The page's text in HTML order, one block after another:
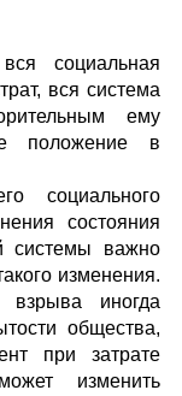
социальная
вся система
ему
положение в
социального
состояния
системы важно
изменения.
взрыва иногда
общества,
при затрате
изменить